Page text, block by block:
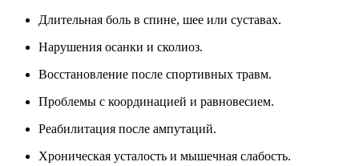
Длительная боль в спине, шее или суставах.
Нарушения осанки и сколиоз.
Восстановление после спортивных травм.
Проблемы с координацией и равновесием.
Реабилитация после ампутаций.
Хроническая усталость и мышечная слабость.